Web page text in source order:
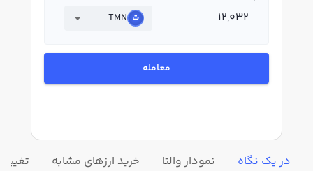
TMN
معامله
در یک نگاه نمودار والتا خرید ارزهای مشابه